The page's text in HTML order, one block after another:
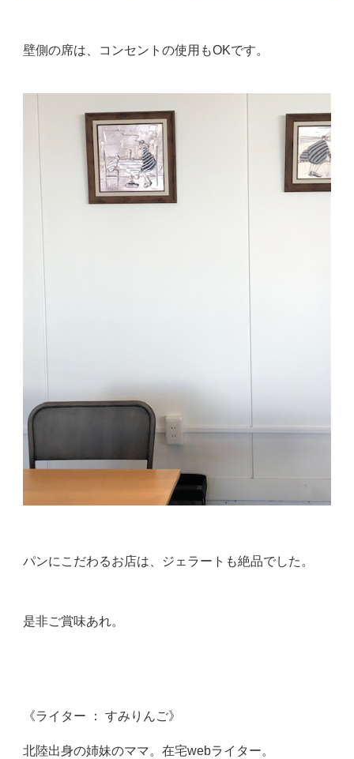
壁側の席は、コンセントの使用もOKです。
パンにこだわるお店は、ジェラートも絶品でした。
是非ご賞味あれ。
《ライター ： すみりんご》
北陸出身の姉妹のママ。在宅webライター。